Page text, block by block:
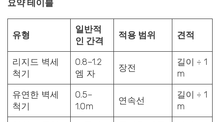
요약 테이블
유형
일반적
인 간격
적용 범위 견적
리지드 벽세
척기
0.8–1.2
엠 자
장전
길이 ÷ 1
m
유연한 벽세
척기
0.5–
1.0m
연속선
길이 ÷ 1
m